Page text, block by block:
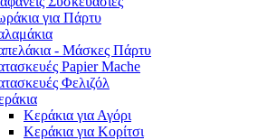
για Πάρτυ
- Μάσκες Πάρτυ
Papier Mache
Φελιζόλ
Κεράκια για Αγόρι
Κεράκια για Κορίτσι